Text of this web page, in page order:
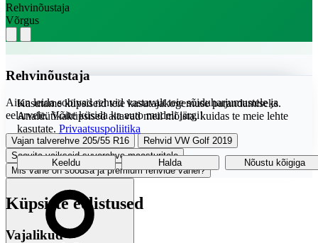
Rehvinõustaja
Võrgus
Rehvinõustaja
Aitan leida sobivad rehvid vastavalt teie sõiduharjumustele ja
eelarvele. Võite küsida ka auto mudeli järgi!
Vajan talverehve 205/55 R16
Rehvid VW Golf 2019
Soovita vaikseid suverehve maasturitele
Mis vahe on soodsa ja premium rehvide vahel?
Kasutame küpsiseid teie kasutajakogemuse parandamiseks.
Analüütikaküpsised aitavad meil mõista, kuidas te meie lehte
kasutate. Privaatsuspoliitika
Keeldu Halda Nõustu kõigiga
Küpsiste eelistused
Vajalikud